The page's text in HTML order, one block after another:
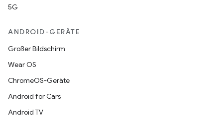
5G
ANDROID-GERÄTE
Großer Bildschirm
Wear OS
ChromeOS-Geräte
Android for Cars
Android TV